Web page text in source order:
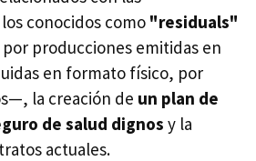
conocidos como "residuals"
producciones emitidas en
en formato físico, por
la creación de un plan de
de salud dignos y la
actuales.